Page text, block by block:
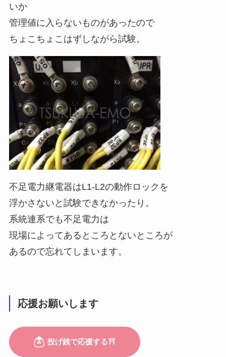
いか
管理値に入らないものがあったので
ちょこちょこはずしながら試験。
不足電力継電器はL1-L2の動作ロックを
浮かさないと試験できなかったり。
系統連系でも不足電力は
現場によってあるところとないところが
あるので忘れてしまいます。
応援お願いします